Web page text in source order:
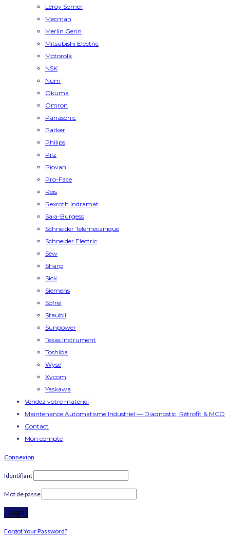
Leroy Somer
Mecman
Merlin Gerin
Mitsubishi Electric
Motorola
NSK
Num
Okuma
Omron
Panasonic
Parker
Philips
Pilz
Piovan
Pro-Face
Reis
Rexroth Indramat
Saia-Burgess
Schneider Telemecanique
Schneider Electric
Sew
Sharp
Sick
Siemens
Sofrel
Staubli
Sunpower
Texas Instrument
Toshiba
Wyse
Xycom
Yaskawa
Vendez votre matériel
Maintenance Automatisme Industriel — Diagnostic, Rétrofit & MCO
Contact
Mon compte
Connexion
Identifiant
Mot de passe
Forgot Your Password?